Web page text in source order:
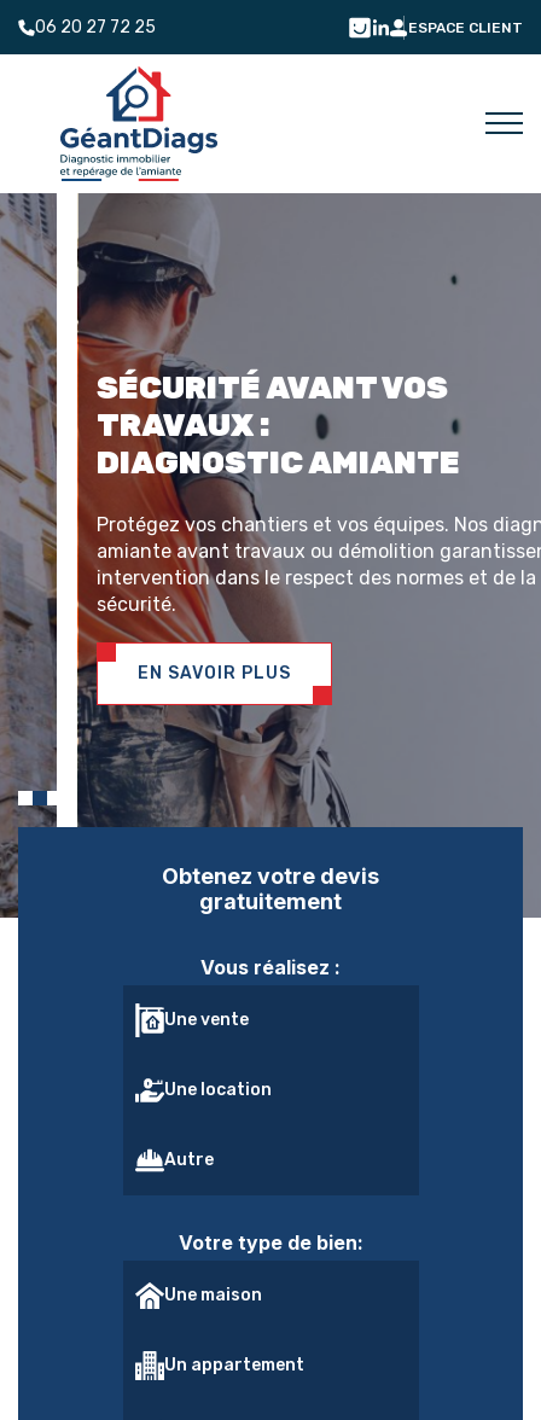
06 20 27 72 25 ESPACE CLIENT
SÉCURITÉ AVANT VOS
TRAVAUX :
DIAGNOSTIC AMIANTE
Protégez vos chantiers et vos équipes. Nos diagnostics
amiante avant travaux ou démolition garantissent une
intervention dans le respect des normes et de la
sécurité.
EN SAVOIR PLUS
Obtenez votre devis
gratuitement
Vous réalisez :
Une vente
Une location
Autre
Votre type de bien:
Une maison
Un appartement